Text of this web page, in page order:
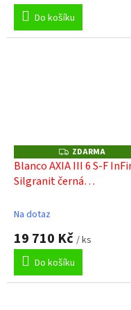
Do košíku
Z
D
A
R
ZDARMA
Blanco AXIA III 6 S-F
Silgranit černá
s exc.
Na dotaz
19 710 Kč / ks
Do košíku